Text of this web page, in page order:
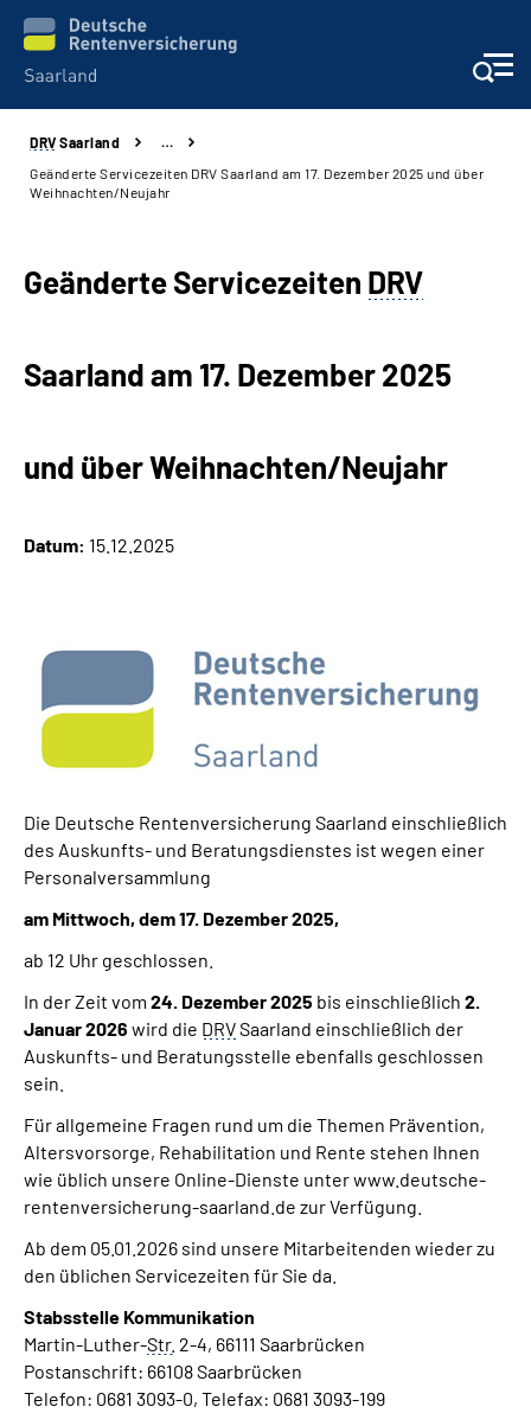
Aktuelles
Kontakt und Beratung
Über uns
Online-Services
Mein Kundenportal
DRV Saarland
…
Geänderte Servicezeiten DRV Saarland am 17. Dezember 2025 und über
Weihnachten/Neujahr
Geänderte Servicezeiten DRV
Saarland am 17. Dezember 2025
und über Weihnachten/Neujahr
Datum: 15.12.2025
Die Deutsche Rentenversicherung Saarland einschließlich
des Auskunfts- und Beratungsdienstes ist wegen einer
Personalversammlung
am Mittwoch, dem 17. Dezember 2025,
ab 12 Uhr geschlossen.
In der Zeit vom 24. Dezember 2025 bis einschließlich 2.
Januar 2026 wird die DRVSaarland einschließlich der
Auskunfts- und Beratungsstelle ebenfalls geschlossen
sein.
Für allgemeine Fragen rund um die Themen Prävention,
Altersvorsorge, Rehabilitation und Rente stehen Ihnen
wie üblich unsere Online-Dienste unter www.deutsche-
rentenversicherung-saarland.de zur Verfügung.
Ab dem 05.01.2026 sind unsere Mitarbeitenden wieder zu
den üblichen Servicezeiten für Sie da.
Stabsstelle Kommunikation
Martin-Luther-Str. 2-4, 66111 Saarbrücken
Postanschrift: 66108 Saarbrücken
Telefon: 0681 3093-0, Telefax: 0681 3093-199